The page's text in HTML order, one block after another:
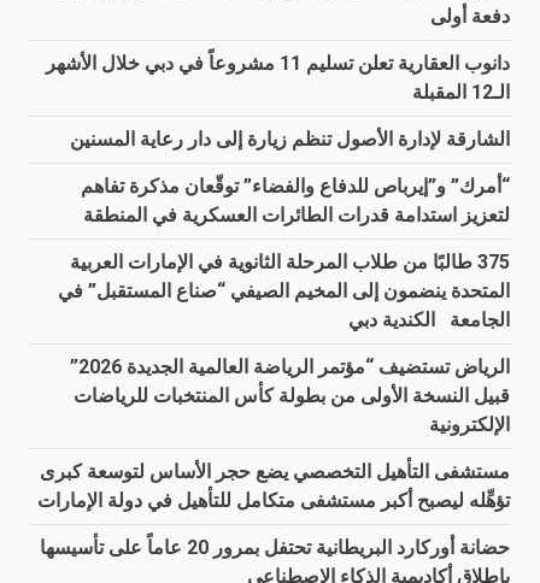
دفعة أولى
دانوب العقارية تعلن تسليم 11 مشروعاً في دبي خلال الأشهر
الـ12 المقبلة
الشارقة لإدارة الأصول تنظم زيارة إلى دار رعاية المسنين
“أمرك” و”إيرباص للدفاع والفضاء” توقّعان مذكرة تفاهم
لتعزيز استدامة قدرات الطائرات العسكرية في المنطقة
375 طالبًا من طلاب المرحلة الثانوية في الإمارات العربية
المتحدة ينضمون إلى المخيم الصيفي “صناع المستقبل” في
الجامعة الكندية دبي
الرياض تستضيف “مؤتمر الرياضة العالمية الجديدة 2026”
قبيل النسخة الأولى من بطولة كأس المنتخبات للرياضات
الإلكترونية
مستشفى التأهيل التخصصي يضع حجر الأساس لتوسعة كبرى
تؤهِّله ليصبح أكبر مستشفى متكامل للتأهيل في دولة الإمارات
حضانة أوركارد البريطانية تحتفل بمرور 20 عاماً على تأسيسها
بإطلاق أكاديمية الذكاء الاصطناعي